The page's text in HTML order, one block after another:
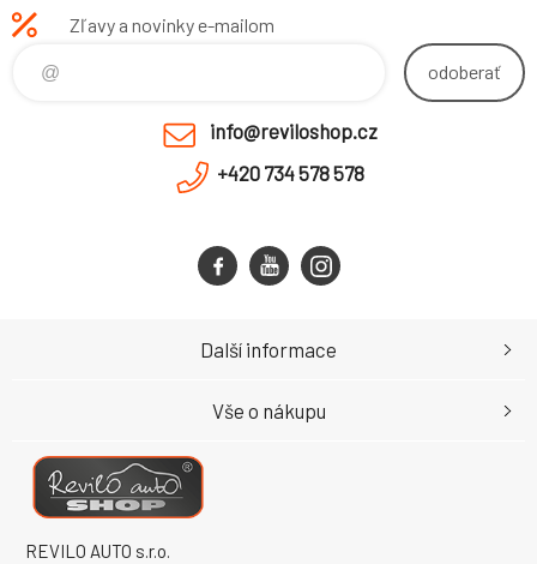
Zľavy a novinky e-mailom
odoberať
info@reviloshop.cz
+420 734 578 578
REVILO AUTO s.r.o.
Další informace
Vše o nákupu